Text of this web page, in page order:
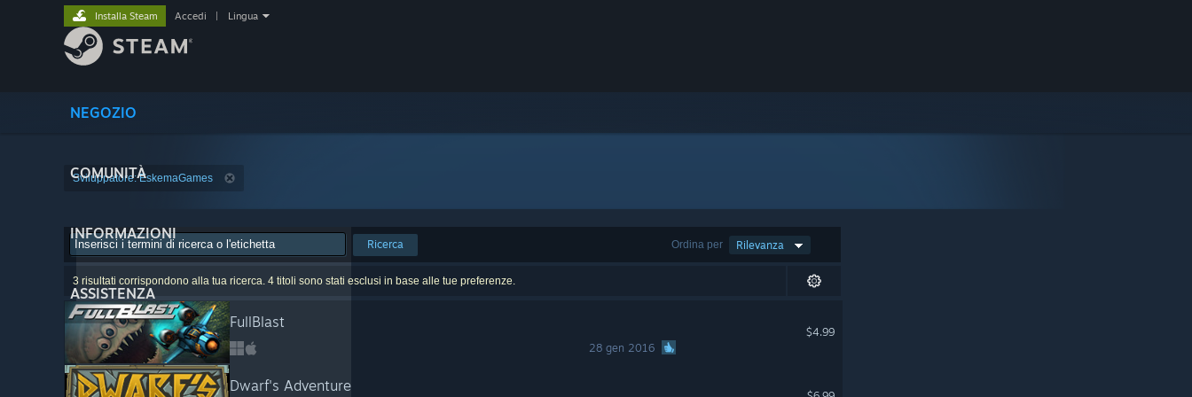
NEGOZIO
COMUNITÀ
INFORMAZIONI
ASSISTENZA
Installa Steam Accedi Lingua
Sviluppatore: EskemaGames
Ordina per Rilevanza
Ricerca
3 risultati corrispondono alla tua ricerca. 4 titoli sono stati esclusi in base alle tue preferenze.
FullBlast
28 gen 2016
$4.99
Dwarf's Adventure